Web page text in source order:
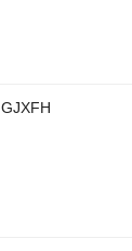
GJXFH